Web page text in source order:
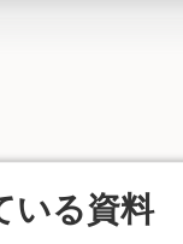
いる資料